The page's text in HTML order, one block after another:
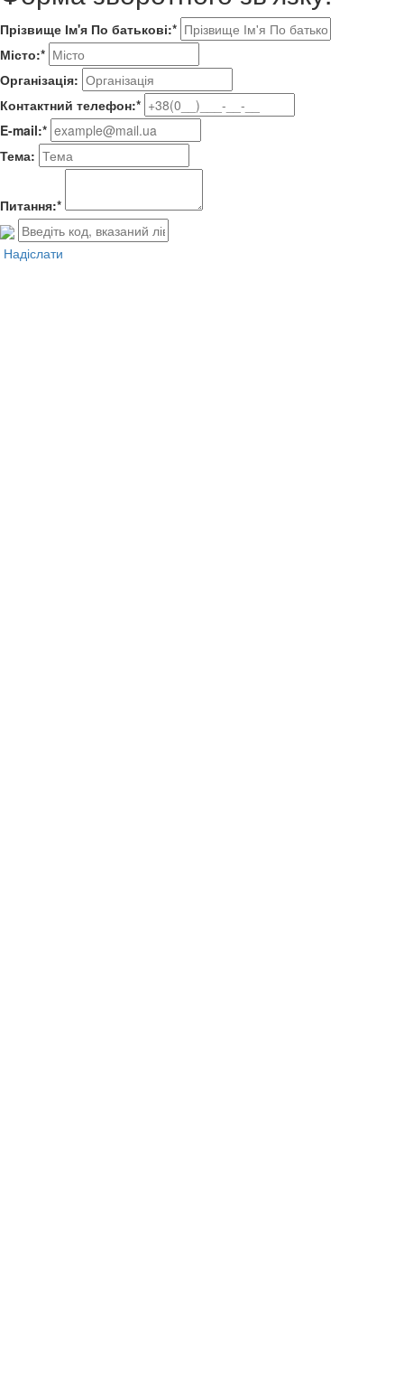
Прізвище Ім'я По батькові:*
Місто:*
Організація:
Контактний телефон:*
E-mail:*
Тема:
Питання:*
Надіслати